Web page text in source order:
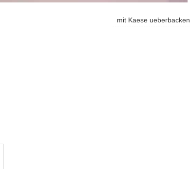
mit Kaese ueberbacken